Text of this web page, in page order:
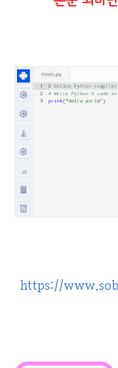
https://